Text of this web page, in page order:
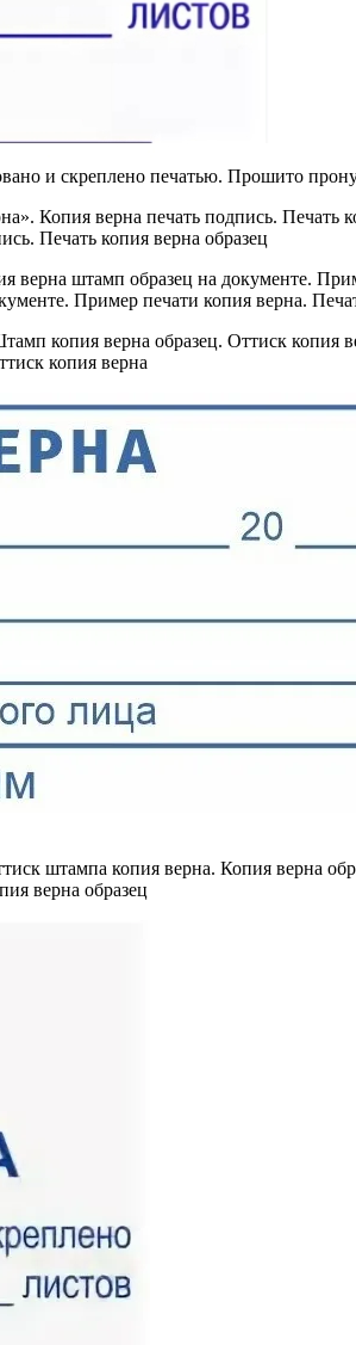
и скреплено печатью. Прошито
Печать копия верна образец
Пример печати копия верна.
копия верна
верна образец